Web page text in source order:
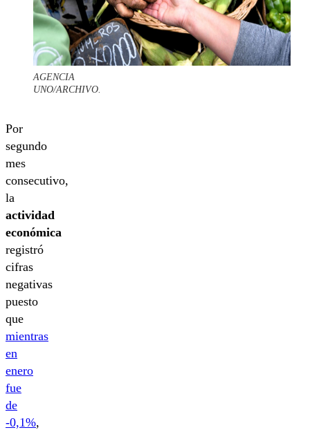
AGENCIA
UNO/ARCHIVO.
Por
segundo
mes
consecutivo,
la
actividad
económica
registró
cifras
negativas
puesto
que
mientras
en
enero
fue
de
-0,1%,